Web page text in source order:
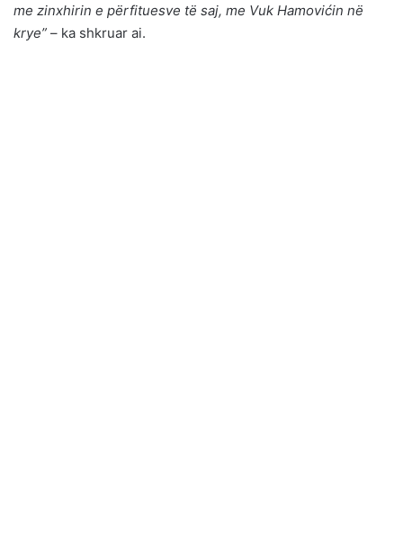
me zinxhirin e përfituesve të saj, me Vuk Hamovićin në
krye” – ka shkruar ai.